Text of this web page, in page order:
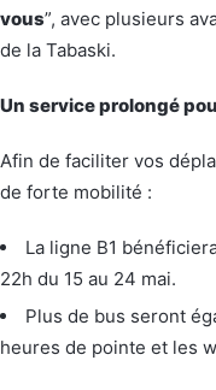
vous”, avec plusieurs
de la Tabaski.
Un service prolongé
Afin de faciliter vos
de forte mobilité :
La ligne B1
22h du 15 au 24 mai.
Plus de bus seront
heures de pointe et les